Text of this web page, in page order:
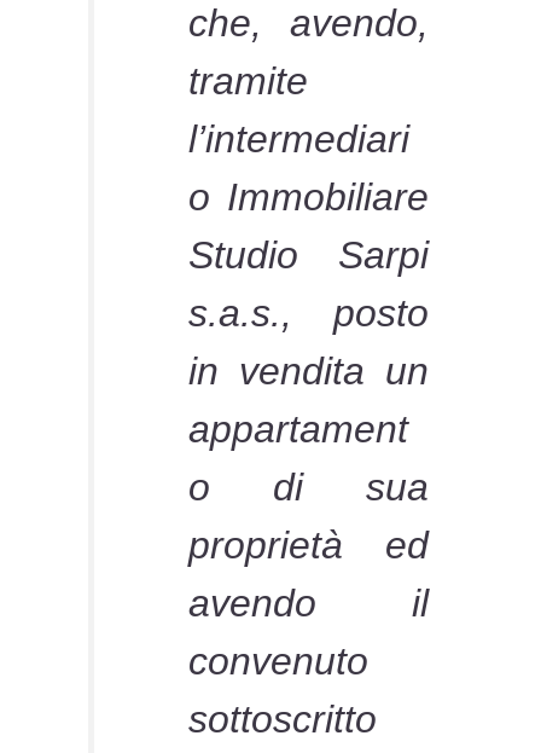
che, avendo,
tramite
l’intermediari
o Immobiliare
Studio Sarpi
s.a.s., posto
in vendita un
appartament
o di sua
proprietà ed
avendo il
convenuto
sottoscritto